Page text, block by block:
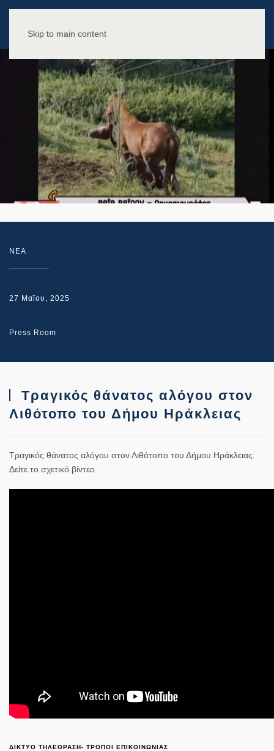
Skip to main content
NEA
27 Μαΐου, 2025
Press Room
Τραγικός θάνατος αλόγου στον
Λιθότοπο του Δήμου Ηράκλειας
Τραγικός θάνατος αλόγου στον Λιθότοπο του Δήμου Ηράκλειας.
Δείτε το σχετικό βίντεο.
ΔΙΚΤΥΟ ΤΗΛΕΟΡΑΣΗ- ΤΡΟΠΟΙ ΕΠΙΚΟΙΝΩΝΙΑΣ